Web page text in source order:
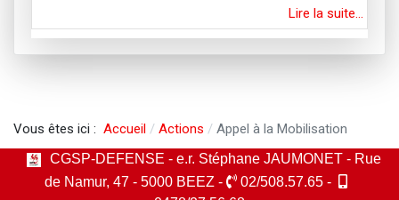
Lire la suite…
Vous êtes ici : Accueil Actions Appel à la Mobilisation
CGSP-DEFENSE - e.r. Stéphane JAUMONET - Rue
de Namur, 47 - 5000 BEEZ -
02/508.57.65 -